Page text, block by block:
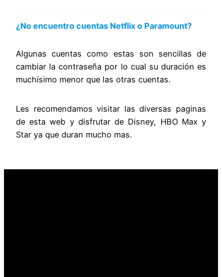
¿No encuentro cuentas Netflix o Paramount?
Algunas cuentas como estas son sencillas de
cambiar la contraseña por lo cual su duración es
muchísimo menor que las otras cuentas.
Les recomendamos visitar las diversas paginas
de esta web y disfrutar de Disney, HBO Max y
Star ya que duran mucho mas.